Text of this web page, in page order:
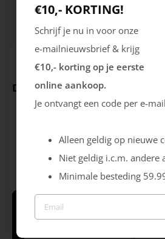
Uitneembare zool
Nee
Deze producten ga je leuk
Schrijf je in & krijg €10,-
€10,- KORTING!
Schrijf je nu in voor onze
e-mailnieuwsbrief & krijg
€10,- korting op je eerste
online aankoop.
Je ontvangt een code per e-
Alleen geldig op nieuwe
Niet geldig i.c.m. andere
Minimale besteding